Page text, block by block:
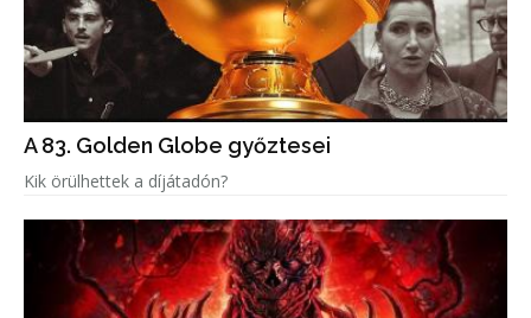
A 83. Golden Globe győztesei
Kik örülhettek a díjátadón?